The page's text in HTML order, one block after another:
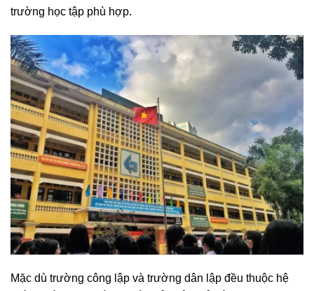
trường học tập phù hợp.
Mặc dù trường công lập và trường dân lập đều thuộc hệ